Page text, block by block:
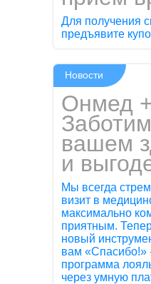
Для получения
предъявите
Онмед
вашем
и
Мы всегда
визит в
максимально
приятным.
новый
вам «Спасибо!»
программа
через умную
Новости